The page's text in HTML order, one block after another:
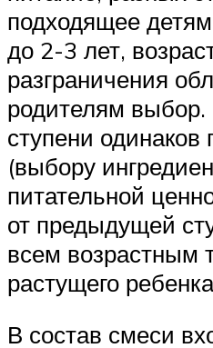
подходящее
до 2-3 лет,
разграничения
родителям
ступени одинаков
(выбору
питательной
от предыдущей
всем возрастным
растущего
В состав смеси